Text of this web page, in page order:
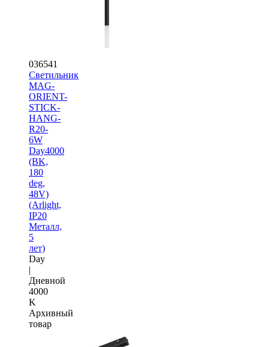
036541
Светильник
MAG-
ORIENT-
STICK-
HANG-
R20-
6W
Day4000
(BK,
180
deg,
48V)
(Arlight,
IP20
Металл,
5
лет)
Day
|
Дневной
4000
K
Архивный
товар